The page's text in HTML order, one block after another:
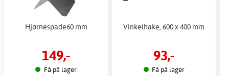
Hjørnespade60 mm
149,-
Få på lager
Vinkelhake, 600 x 400 mm
93,-
Få på lager